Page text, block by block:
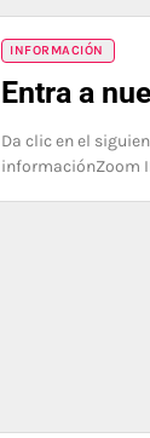
INFORMACIÓN
Entra a
Da clic en el
informaciónZoom